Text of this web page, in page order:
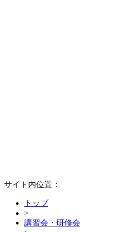
サイト内位置：
トップ
>
講習会・研修会